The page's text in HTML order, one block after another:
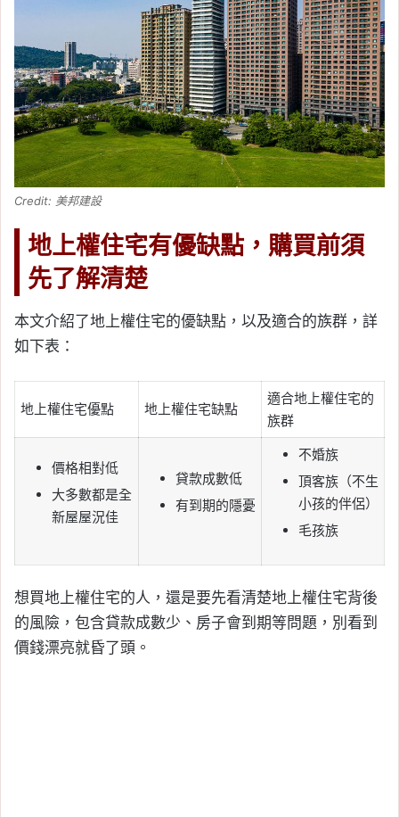
Credit: 美邦建設
地上權住宅有優缺點，購買前須
先了解清楚
本文介紹了地上權住宅的優缺點，以及適合的族群，詳
如下表：
地上權住宅優點 地上權住宅缺點
適合地上權住宅的
族群
價格相對低
大多數都是全
新屋屋況佳
貸款成數低
有到期的隱憂
不婚族
頂客族（不生
小孩的伴侶）
毛孩族
想買地上權住宅的人，還是要先看清楚地上權住宅背後
的風險，包含貸款成數少、房子會到期等問題，別看到
價錢漂亮就昏了頭。